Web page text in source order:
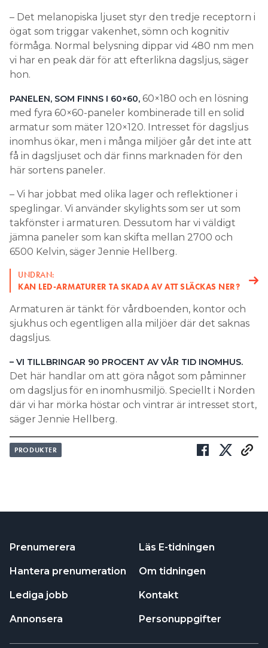
– Det melanopiska ljuset styr den tredje receptorn i
ögat som triggar vakenhet, sömn och kognitiv
förmåga. Normal belysning dippar vid 480 nm men
vi har en peak där för att efterlikna dagsljus, säger
hon.
PANELEN, SOM FINNS I 60×60, 60×180 och en lösning
med fyra 60×60-paneler kombinerade till en solid
armatur som mäter 120×120. Intresset för dagsljus
inomhus ökar, men i många miljöer går det inte att
få in dagsljuset och där finns marknaden för den
här sortens paneler.
– Vi har jobbat med olika lager och reflektioner i
speglingar. Vi använder skylights som ser ut som
takfönster i armaturen. Dessutom har vi väldigt
jämna paneler som kan skifta mellan 2700 och
6500 Kelvin, säger Jennie Hellberg.
UNDRAN:
KAN LED-ARMATURER TA SKADA AV ATT SLÄCKAS NER?
Armaturen är tänkt för vårdboenden, kontor och
sjukhus och egentligen alla miljöer där det saknas
dagsljus.
– VI TILLBRINGAR 90 PROCENT AV VÅR TID INOMHUS.
Det här handlar om att göra något som påminner
om dagsljus för en inomhusmiljö. Speciellt i Norden
där vi har mörka höstar och vintrar är intresset stort,
säger Jennie Hellberg.
PRODUKTER
Prenumerera
Hantera prenumeration
Lediga jobb
Annonsera
Läs E-tidningen
Om tidningen
Kontakt
Personuppgifter